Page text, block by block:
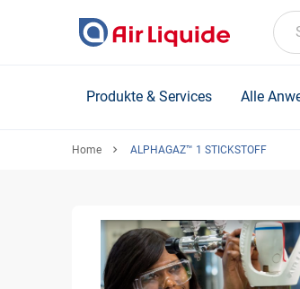
Produkte & Services Alle
Home ALPHAGAZ™ 1 STICKSTOFF